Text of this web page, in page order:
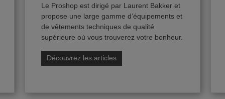
Contact
Partenaires
Devenir membre
Le Proshop est dirigé par Laurent Bakker et
propose une large gamme d’équipements et
de vêtements techniques de qualité
supérieure où vous trouverez votre bonheur.
Découvrez les articles